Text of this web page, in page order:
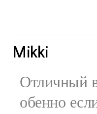
Mikki
Отличный
обенно